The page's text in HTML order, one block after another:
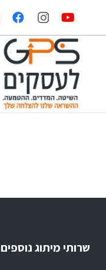
שרותי מיתוג נוספים